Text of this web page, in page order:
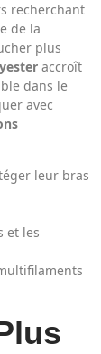
recherchant
de la
plus
accroît
dans le
avec
leur bras
et les